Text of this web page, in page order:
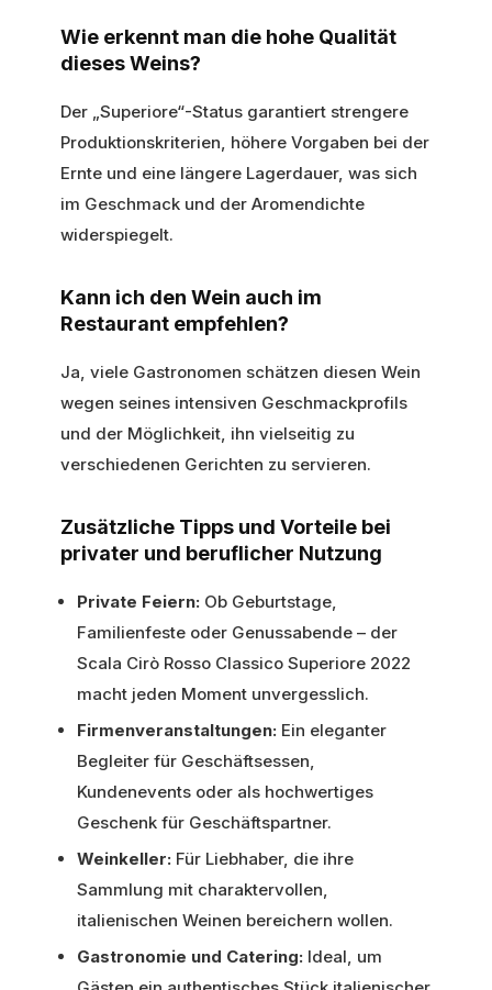
Wie erkennt man die hohe Qualität
dieses Weins?
Der „Superiore“-Status garantiert strengere
Produktionskriterien, höhere Vorgaben bei der
Ernte und eine längere Lagerdauer, was sich
im Geschmack und der Aromendichte
widerspiegelt.
Kann ich den Wein auch im
Restaurant empfehlen?
Ja, viele Gastronomen schätzen diesen Wein
wegen seines intensiven Geschmackprofils
und der Möglichkeit, ihn vielseitig zu
verschiedenen Gerichten zu servieren.
Zusätzliche Tipps und Vorteile bei
privater und beruflicher Nutzung
Private Feiern: Ob Geburtstage,
Familienfeste oder Genussabende – der
Scala Cirò Rosso Classico Superiore 2022
macht jeden Moment unvergesslich.
Firmenveranstaltungen: Ein eleganter
Begleiter für Geschäftsessen,
Kundenevents oder als hochwertiges
Geschenk für Geschäftspartner.
Weinkeller: Für Liebhaber, die ihre
Sammlung mit charaktervollen,
italienischen Weinen bereichern wollen.
Gastronomie und Catering: Ideal, um